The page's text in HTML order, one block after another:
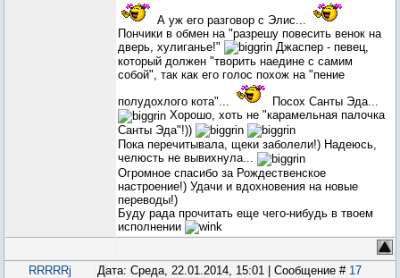
А уж его разговор с Элис...
Пончики в обмен на "разрешу повесить венок на
дверь, хулиганье!"
Джаспер - певец,
который должен "творить наедине с самим
собой", так как его голос похож на "пение
полудохлого кота"...
Посох Санты Эда...
Хорошо, хоть не "карамельная палочка
Санты Эда"!))
Пока перечитывала, щеки заболели!) Надеюсь,
челюсть не вывихнула...
Огромное спасибо за Рождественское
настроение!) Удачи и вдохновения на новые
переводы!)
Буду рада прочитать еще чего-нибудь в твоем
исполнении
RRRRRj Дата: Среда, 22.01.2014, 15:01 | Сообщение # 17